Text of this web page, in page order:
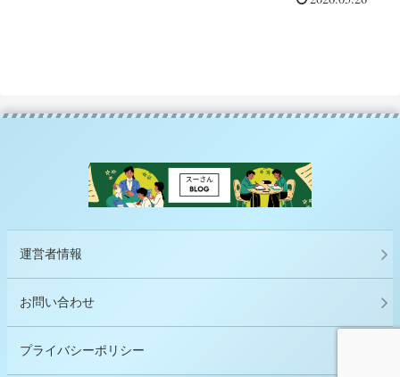
運営者情報
お問い合わせ
プライバシーポリシー